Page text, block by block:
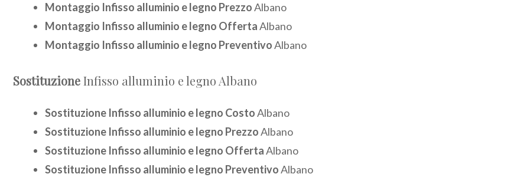
Montaggio Infisso alluminio e legno PrezzoAlbano
Montaggio Infisso alluminio e legno OffertaAlbano
Montaggio Infisso alluminio e legno PreventivoAlbano
SostituzioneInfisso alluminio e legno Albano
Sostituzione Infisso alluminio e legno CostoAlbano
Sostituzione Infisso alluminio e legno PrezzoAlbano
Sostituzione Infisso alluminio e legno OffertaAlbano
Sostituzione Infisso alluminio e legno PreventivoAlbano